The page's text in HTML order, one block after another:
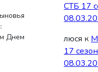
Днем
СТБ 17
люся к
17